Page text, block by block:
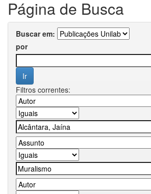
Página de Busca
Buscar em:
por
Filtros correntes: